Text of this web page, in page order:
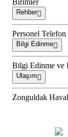
Birimler
Rehber
Personel Telefon
Bilgi Edinme
Bilgi Edinme ve
Ulaşım
Zonguldak